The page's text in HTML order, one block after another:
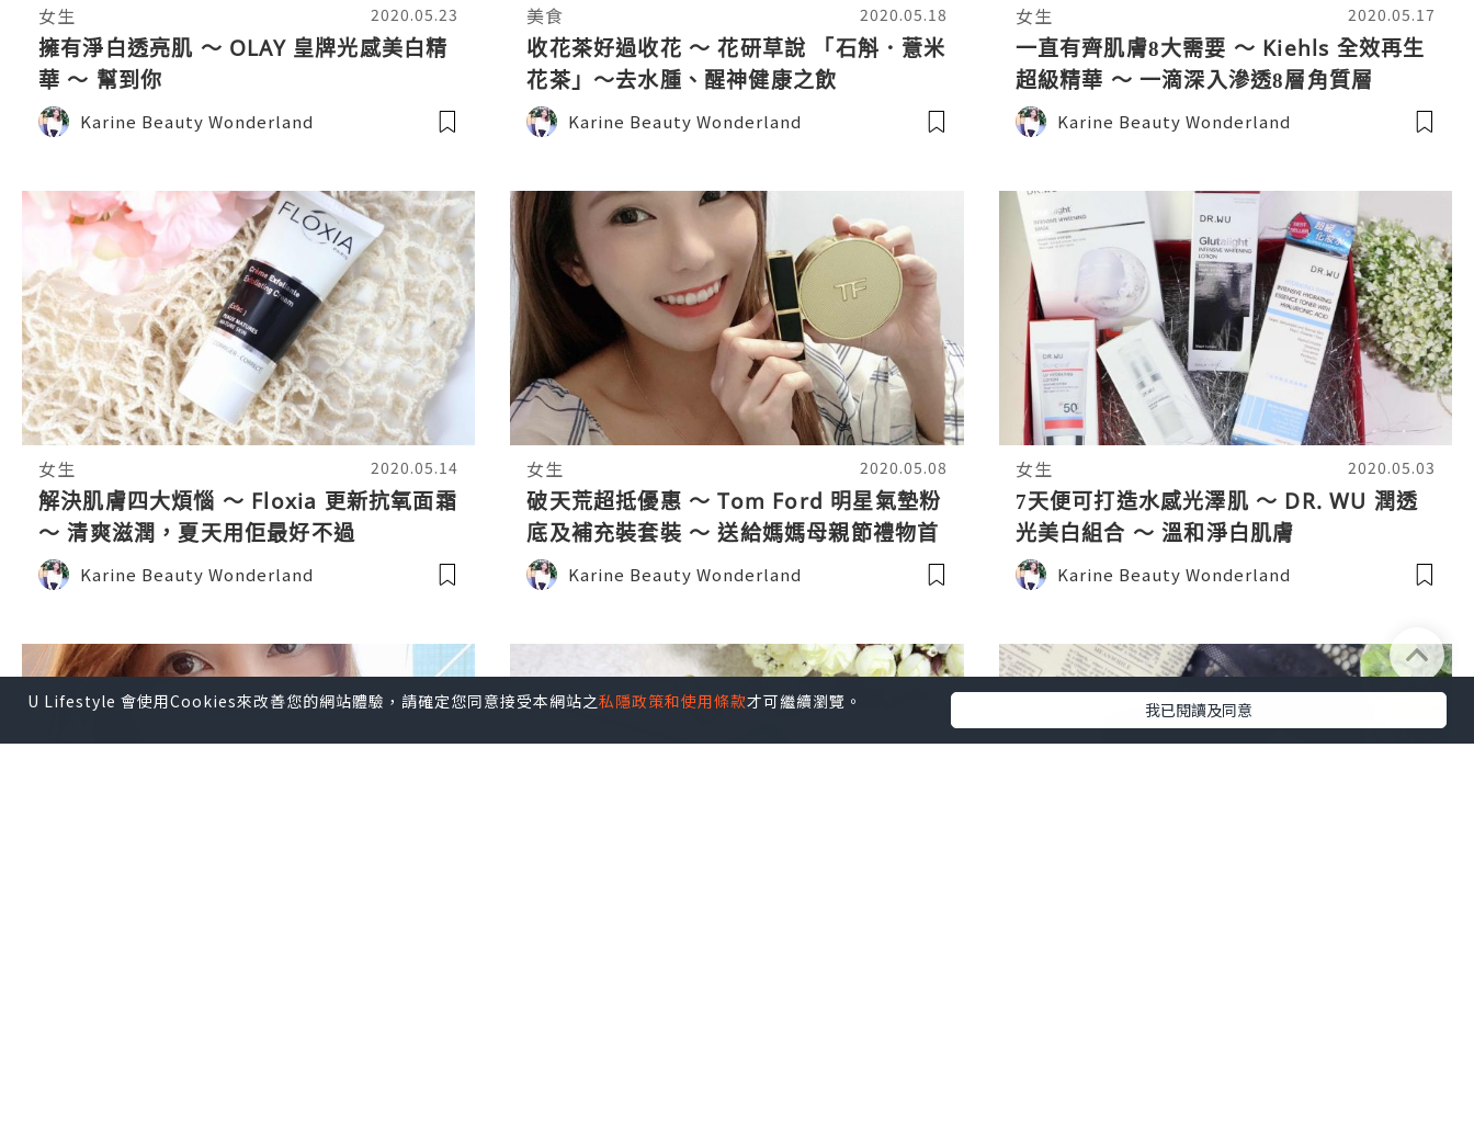
女生 2020.05.23
擁有淨白透亮肌 ～ OLAY 皇牌光感美白精
華 ～ 幫到你
Karine Beauty Wonderland
美食 2020.05.18
收花茶好過收花 ～ 花研草說 「石斛．薏米
花茶」～去水腫、醒神健康之飲
Karine Beauty Wonderland
女生 2020.05.17
一直有齊肌膚8大需要 ～ Kiehls 全效再生
超級精華 ～ 一滴深入滲透8️層角質層
Karine Beauty Wonderland
女生 2020.05.14
解決肌膚四大煩惱 ～ Floxia 更新抗氧面霜
～ 清爽滋潤，夏天用佢最好不過
Karine Beauty Wonderland
女生 2020.05.08
破天荒超抵優惠 ～ Tom Ford 明星氣墊粉
底及補充裝套裝 ～ 送給媽媽母親節禮物首
選
Karine Beauty Wonderland
女生 2020.05.03
7天便可打造水感光澤肌 ～ DR. WU 潤透
光美白組合 ～ 溫和淨白肌膚
Karine Beauty Wonderland
U Lifestyle 會使用Cookies來改善您的網站體驗，請確定您同意接受本網站之私隱政策和使用條款才可繼續瀏覽。 我已閱讀及同意